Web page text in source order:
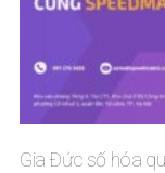
Gia Đức số hóa